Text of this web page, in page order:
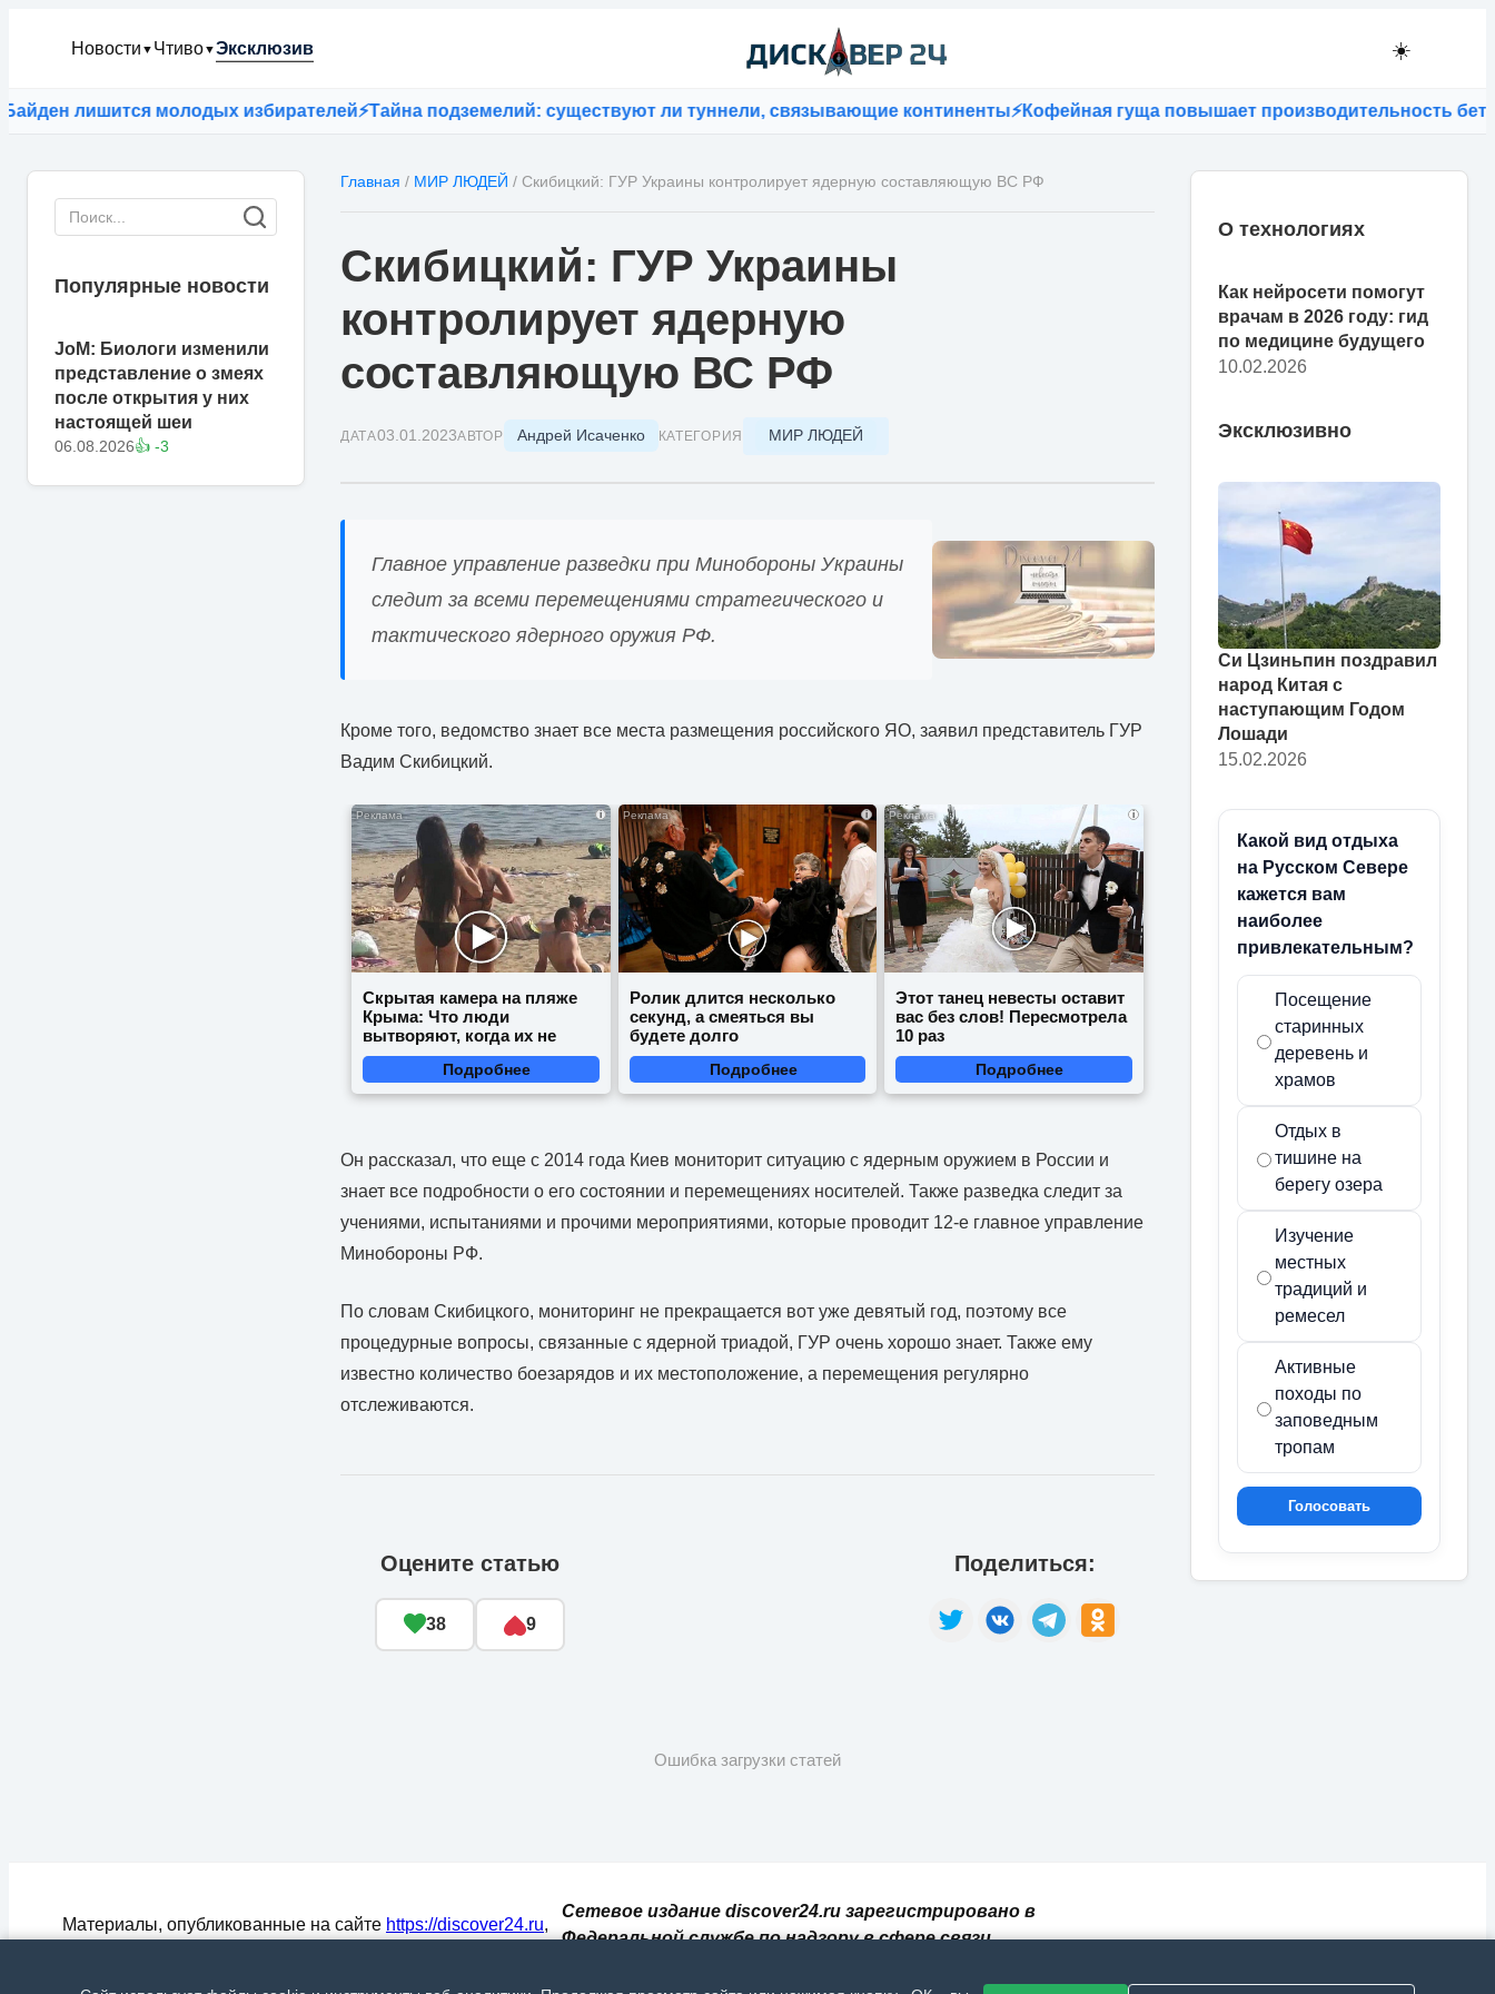
Новости ▼ Чтиво▼Эксклюзив ☀️
лишится молодых избирателей⚡Тайна подземелий: существуют ли туннели, связывающие континенты⚡Кофейная гуща повышает производительность бетона⚡
Популярные новости
JoM: Биологи изменили
представление о змеях
после открытия у них
настоящей шеи
06.08.2026👍 -3
Главная / МИР ЛЮДЕЙ / Скибицкий: ГУР Украины контролирует ядерную составляющую ВС РФ
Скибицкий: ГУР Украины
контролирует ядерную
составляющую ВС РФ
ДАТА03.01.2023АВТОР Андрей Исаченко КАТЕГОРИЯ МИР ЛЮДЕЙ
Главное управление разведки при Минобороны Украины
следит за всеми перемещениями стратегического и
тактического ядерного оружия РФ.
Кроме того, ведомство знает все места размещения российского ЯО, заявил представитель ГУР
Вадим Скибицкий.
i
Скрытая камера на пляже
Крыма: Что люди
вытворяют, когда их не
видят...
Подробнее
i
Ролик длится несколько
секунд, а смеяться вы
будете долго
Подробнее
i
Этот танец невесты оставит
вас без слов! Пересмотрела
10 раз
Подробнее
Он рассказал, что еще с 2014 года Киев мониторит ситуацию с ядерным оружием в России и
знает все подробности о его состоянии и перемещениях носителей. Также разведка следит за
учениями, испытаниями и прочими мероприятиями, которые проводит 12-е главное управление
Минобороны РФ.
По словам Скибицкого, мониторинг не прекращается вот уже девятый год, поэтому все
процедурные вопросы, связанные с ядерной триадой, ГУР очень хорошо знает. Также ему
известно количество боезарядов и их местоположение, а перемещения регулярно
отслеживаются.
Оцените статью
38 9
Поделиться:
Ошибка загрузки статей
О технологиях
Как нейросети помогут
врачам в 2026 году: гид
по медицине будущего
10.02.2026
Эксклюзивно
Си Цзиньпин поздравил
народ Китая с
наступающим Годом
Лошади
15.02.2026
Какой вид отдыха
на Русском Севере
кажется вам
наиболее
привлекательным?
Посещение
старинных
деревень и
храмов
Отдых в
тишине на
берегу озера
Изучение
местных
традиций и
ремесел
Активные
походы по
заповедным
тропам
Голосовать
Сетевое издание discover24.ru зарегистрировано в
Федеральной службе по надзору в сфере связи,
Материалы, опубликованные на сайте https://discover24.ru,